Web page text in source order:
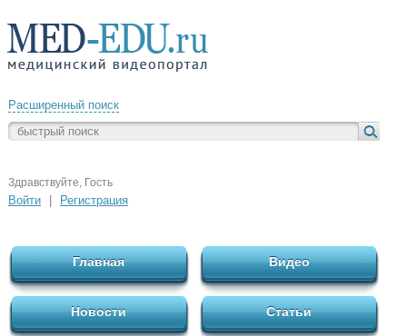
Расширенный поиск
Здравствуйте, Гость
Войти Регистрация
Главная Видео
Новости Статьи